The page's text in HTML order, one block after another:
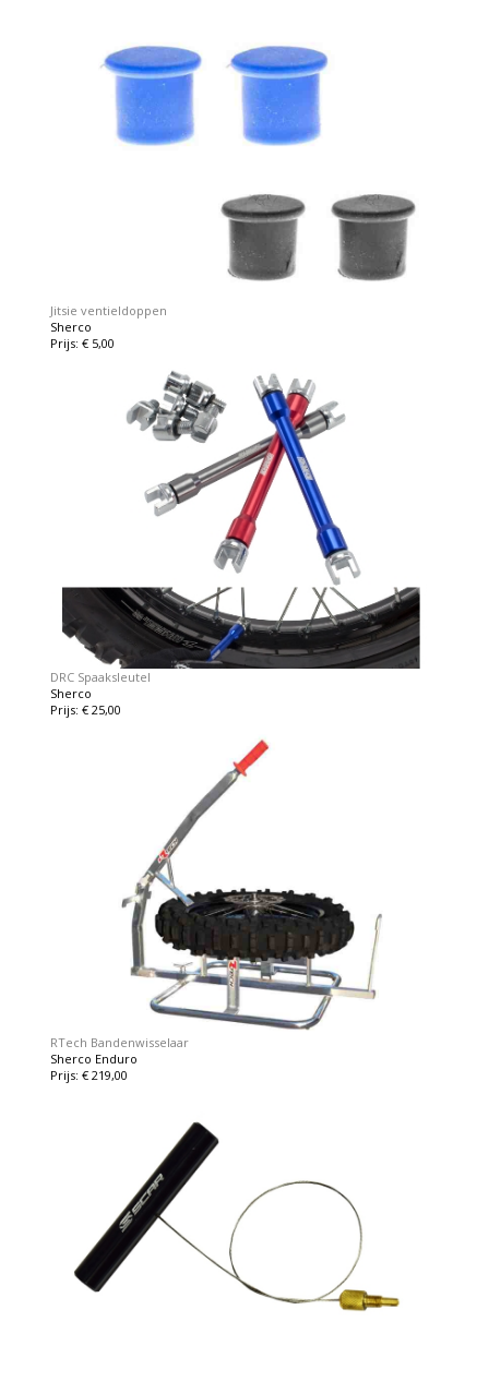
Jitsie ventieldoppen
Sherco
Prijs: € 5,00
DRC Spaaksleutel
Sherco
Prijs: € 25,00
RTech Bandenwisselaar
Sherco Enduro
Prijs: € 219,00